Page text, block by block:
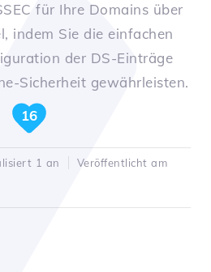
für Ihre Domains über
indem Sie die einfachen
der DS-Einträge
Sicherheit gewährleisten.
16
1 an
Veröffentlicht am